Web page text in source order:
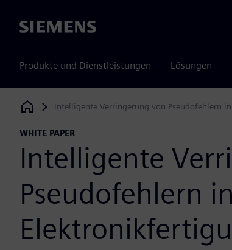
Siemens
Produkte und Dienstleistungen Lösungen
Siemens Digital Industries Software
Intelligente Verringerung von Pseudofehlern
WHITE PAPER
Intelligente
Pseudofehlern